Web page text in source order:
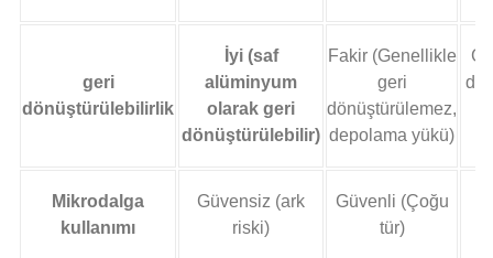
geri
dönüştürülebilirlik
İyi (saf
alüminyum
olarak geri
dönüştürülebilir)
Fakir (Genellikle
geri
dönüştürülemez,
depolama yükü)
Mikrodalga
kullanımı
Güvensiz (ark
riski)
Güvenli (Çoğu
tür)